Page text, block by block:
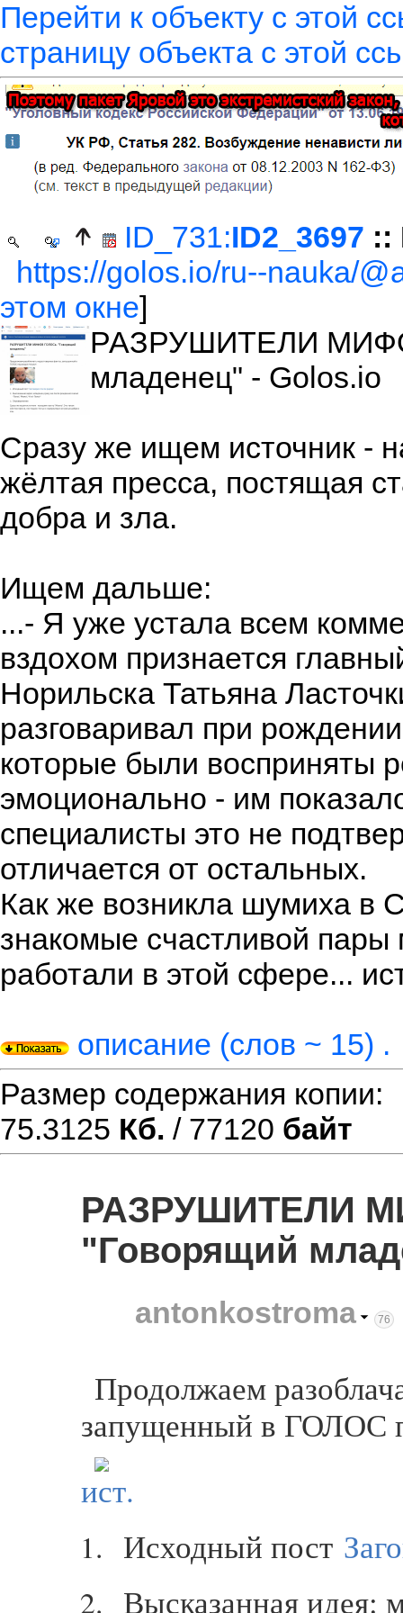
Перейти к объекту с этой
страницу объекта с этой
ID_731:ID2_3697 ::
https://golos.io/ru--nauka/
этом окне]
РАЗРУШИТЕЛИ
младенец" - Golos.io
Сразу же ищем источник -
жёлтая пресса, постящая
добра и зла.
Ищем дальше:
...- Я уже устала всем
вздохом признается
Норильска Татьяна
разговаривал при
которые были восприняты
эмоционально - им
специалисты это не
отличается от остальных.
Как же возникла шумиха в
знакомые счастливой пары
работали в этой сфере...
описание (слов ~ 15) .
Размер содержания
75.3125 Кб. / 77120 байт
РАЗРУШИТЕЛИ
"Говорящий
antonkostroma 76
Продолжаем
запущенный в ГОЛОС
ист.
Исходный пост
Высказанная идея: